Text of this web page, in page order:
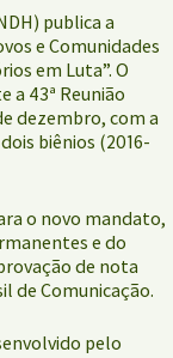
publica a
e Comunidades
em Luta”. O
43ª Reunião
dezembro, com a
biênios (2016-
o novo mandato,
e do
de nota
de Comunicação.
pelo